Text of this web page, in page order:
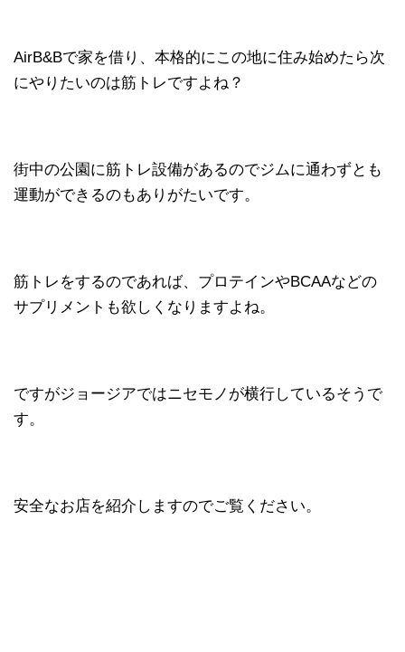
AirB&Bで家を借り、本格的にこの地に住み始めたら次
にやりたいのは筋トレですよね？
街中の公園に筋トレ設備があるのでジムに通わずとも
運動ができるのもありがたいです。
筋トレをするのであれば、プロテインやBCAAなどの
サプリメントも欲しくなりますよね。
ですがジョージアではニセモノが横行しているそうで
す。
安全なお店を紹介しますのでご覧ください。